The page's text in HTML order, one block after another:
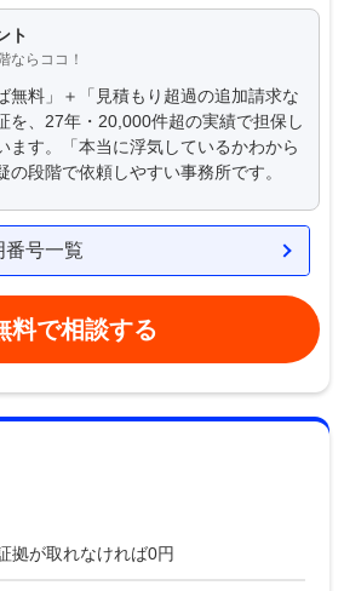
ト
ならココ！
無料」＋「見積もり超過の追加請求な
を、27年・20,000件超の実績で担保し
ます。「本当に浮気しているかわから
の段階で依頼しやすい事務所です。
番号一覧
料で相談する
拠が取れなければ0円